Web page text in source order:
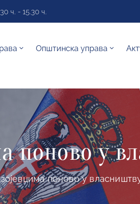
ч. - 15.30 ч.
Општинска управа
поново у
поново у